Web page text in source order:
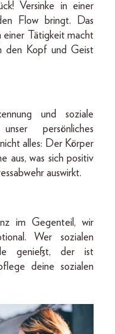
Versinke in einer
Flow bringt. Das
einer Tätigkeit macht
den Kopf und Geist
und soziale
persönliches
alles: Der Körper
aus, was sich positiv
auswirkt.
im Gegenteil, wir
Wer sozialen
genießt, der ist
deine sozialen